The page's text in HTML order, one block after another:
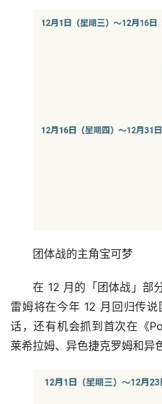
团体战的主角宝可梦
在 12 月的「团体战」部
雷姆将在今年 12 月回归传
话，还有机会抓到首次在《
莱希拉姆、异色捷克罗姆和异